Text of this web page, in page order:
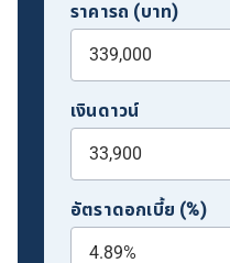
ราคารถ (บาท)
เงินดาวน์
อัตราดอกเบี้ย (%)